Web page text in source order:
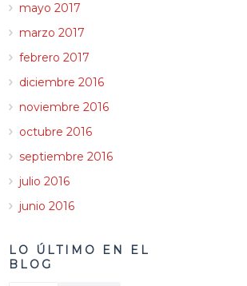
mayo 2017
marzo 2017
febrero 2017
diciembre 2016
noviembre 2016
octubre 2016
septiembre 2016
julio 2016
junio 2016
LO ÚLTIMO EN EL
BLOG